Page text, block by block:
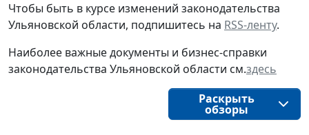
Чтобы быть в курсе изменений законодательства
Ульяновской области, подпишитесь на RSS-ленту.
Наиболее важные документы и бизнес-справки
законодательства Ульяновской области см.здесь
Раскрыть
обзоры